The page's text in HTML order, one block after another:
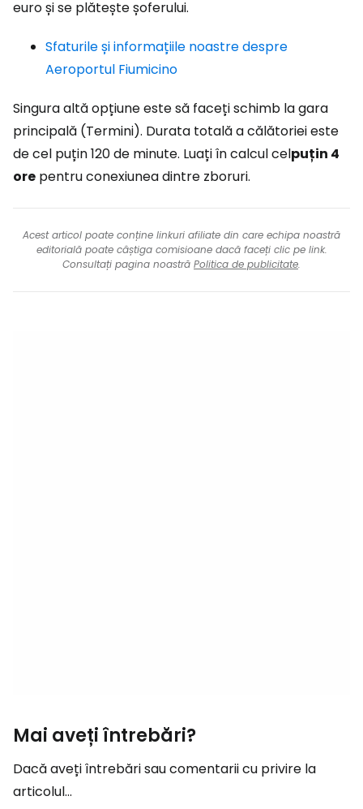
euro și se plătește șoferului.
Sfaturile și informațiile noastre despre
Aeroportul Fiumicino
Singura altă opțiune este să faceți schimb la gara
principală (Termini). Durata totală a călătoriei este
de cel puțin 120 de minute. Luați în calcul celpuțin 4
ore pentru conexiunea dintre zboruri.
Acest articol poate conține linkuri afiliate din care echipa noastră
editorială poate câștiga comisioane dacă faceți clic pe link.
Consultați pagina noastră Politica de publicitate.
Mai aveți întrebări?
Dacă aveți întrebări sau comentarii cu privire la
articolul...